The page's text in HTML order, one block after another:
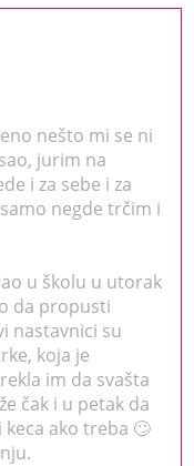
nešto mi se ni
jurim na
i za sebe i za
negde trčim i
u školu u utorak
da propusti
nastavnici su
koja je
im da svašta
čak i u petak da
ako treba 🙄